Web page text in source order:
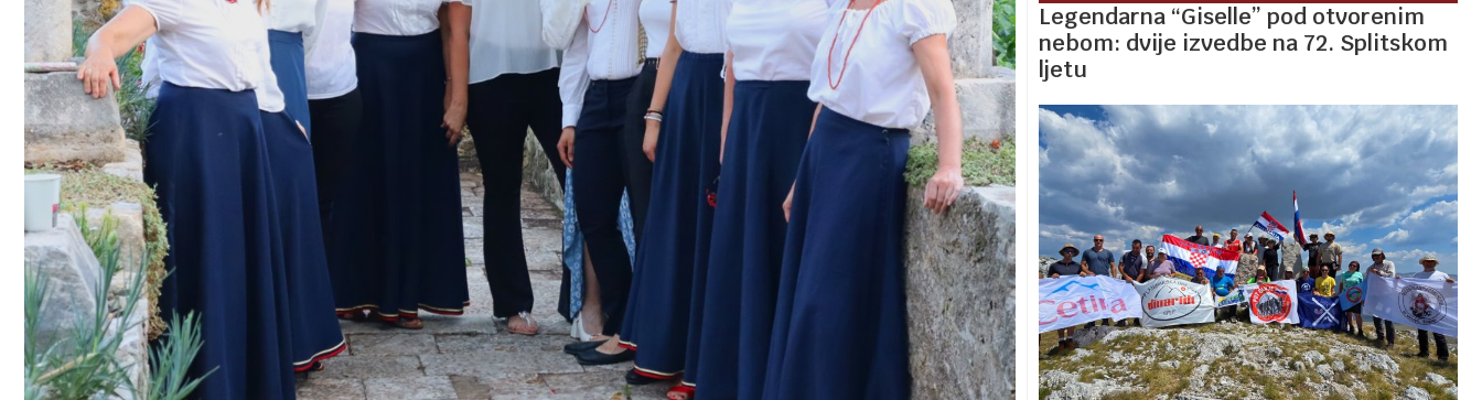
Legendarna “Giselle” pod otvorenim
nebom: dvije izvedbe na 72. Splitskom
ljetu